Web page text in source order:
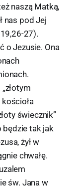
naszą Matką,
nas pod Jej
27).
o Jezusie. Ona
świecznik”
będzie tak jak
żył w
chwałę.
św. Jana w